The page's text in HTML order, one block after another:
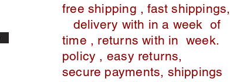
free shipping , fast shippings,
delivery with in a week of
time , returns with in week.
policy , easy returns,
secure payments, shippings